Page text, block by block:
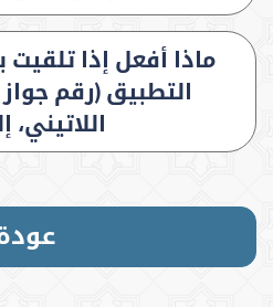
ماذا أفعل إذا
التطبيق (رقم
اللاتيني،